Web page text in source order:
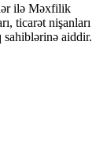
ilə Məxfilik
ticarət nişanları
aiddir.